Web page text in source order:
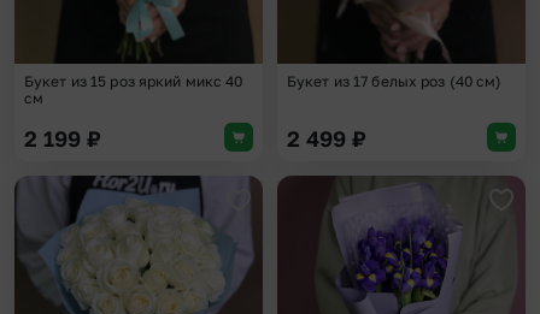
Букет из 15 роз яркий микс 40
см
2 199 ₽
Букет из 17 белых роз (40 см)
2 499 ₽
Добавить в избранное